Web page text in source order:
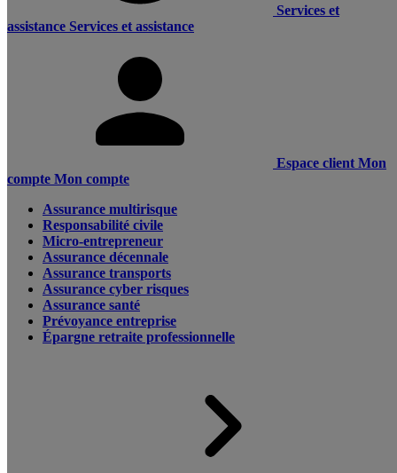
Services et
assistance Services et assistance
Espace client Mon
compte Mon compte
Assurance multirisque
Responsabilité civile
Micro-entrepreneur
Assurance décennale
Assurance transports
Assurance cyber risques
Assurance santé
Prévoyance entreprise
Épargne retraite professionnelle